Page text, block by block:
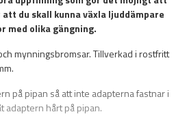
du skall kunna växla ljuddämpare
med olika gängning.
mynningsbromsar. Tillverkad i rostfritt
på pipan så att inte adapterna fastnar i
adaptern hårt på pipan.